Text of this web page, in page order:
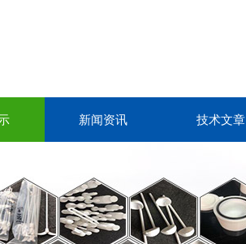
新闻资讯 技术文章